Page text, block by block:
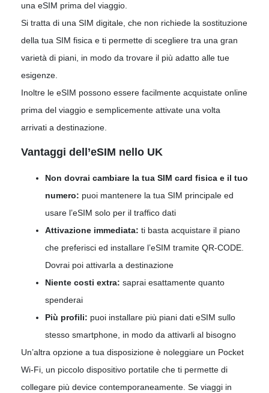
una eSIM prima del viaggio.
Si tratta di una SIM digitale, che non richiede la sostituzione
della tua SIM fisica e ti permette di scegliere tra una gran
varietà di piani, in modo da trovare il più adatto alle tue
esigenze.
Inoltre le eSIM possono essere facilmente acquistate online
prima del viaggio e semplicemente attivate una volta
arrivati a destinazione.
Vantaggi dell’eSIM nello UK
Non dovrai cambiare la tua SIM card fisica e il tuo
numero: puoi mantenere la tua SIM principale ed
usare l’eSIM solo per il traffico dati
Attivazione immediata: ti basta acquistare il piano
che preferisci ed installare l’eSIM tramite QR-CODE.
Dovrai poi attivarla a destinazione
Niente costi extra: saprai esattamente quanto
spenderai
Più profili: puoi installare più piani dati eSIM sullo
stesso smartphone, in modo da attivarli al bisogno
Un’altra opzione a tua disposizione è noleggiare un Pocket
Wi-Fi, un piccolo dispositivo portatile che ti permette di
collegare più device contemporaneamente. Se viaggi in